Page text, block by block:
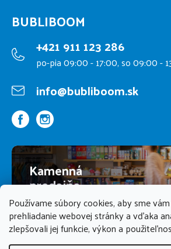
Používame súbory cookies, aby sme
prehliadanie webovej stránky a vďaka
zlepšovali jej funkcie, výkon a
BUBLIBOOM
+421 911 123 286
po-pia 09:00 - 17:00, so 09:00 -
info@bubliboom.sk
Kamenná
predajňa
PREDAJŇA ZATVORENÁ